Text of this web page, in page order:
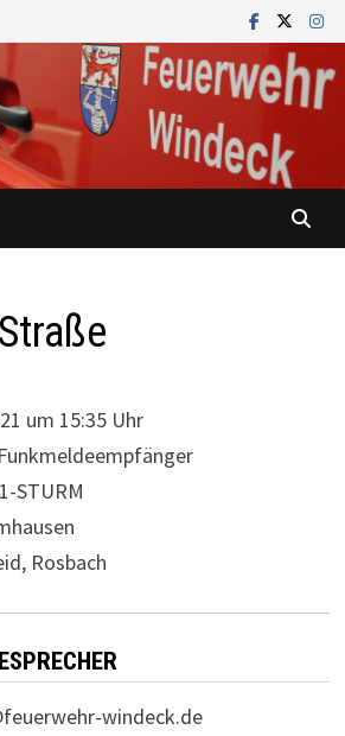
um 15:35 Uhr
Funkmeldeempfänger
STURM
Rosbach
windeck.de